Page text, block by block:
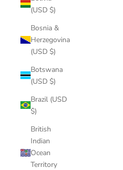
(USD $)
Bosnia &
Herzegovina
(USD $)
Botswana
(USD $)
Brazil (USD
$)
British
Indian
Ocean
Territory